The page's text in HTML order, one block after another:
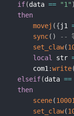
if(data == "1" )
then
movej ({j1
sync( )
--
set_claw(
local
str
        com1
:write(
elseif(data ==
then
scene(10001
set_claw(